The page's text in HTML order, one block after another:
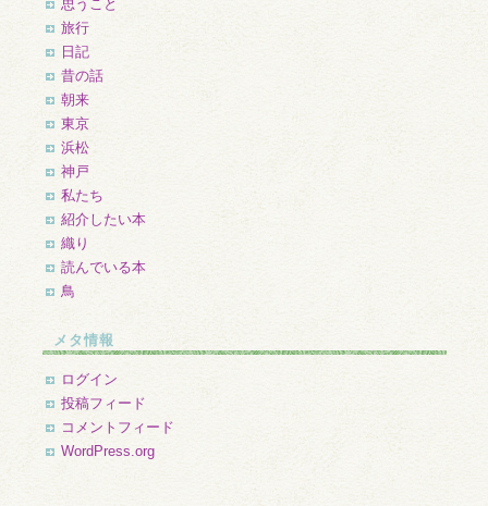
思うこと
旅行
日記
昔の話
朝来
東京
浜松
神戸
私たち
紹介したい本
織り
読んでいる本
鳥
メタ情報
ログイン
投稿フィード
コメントフィード
WordPress.org